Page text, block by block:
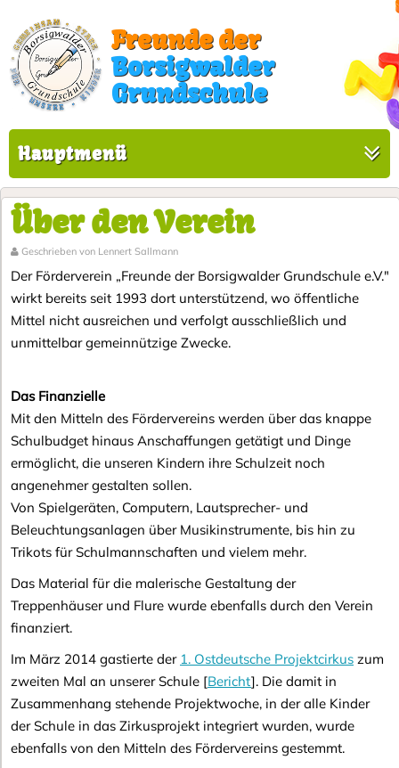
Freunde der
Borsigwalder
Grundschule
Hauptmenü
Über den Verein
Geschrieben von Lennert Sallmann
Der Förderverein „Freunde der Borsigwalder Grundschule e.V."
wirkt bereits seit 1993 dort unterstützend, wo öffentliche
Mittel nicht ausreichen und verfolgt ausschließlich und
unmittelbar gemeinnützige Zwecke.
Das Finanzielle
Mit den Mitteln des Fördervereins werden über das knappe
Schulbudget hinaus Anschaffungen getätigt und Dinge
ermöglicht, die unseren Kindern ihre Schulzeit noch
angenehmer gestalten sollen.
Von Spielgeräten, Computern, Lautsprecher- und
Beleuchtungsanlagen über Musikinstrumente, bis hin zu
Trikots für Schulmannschaften und vielem mehr.
Das Material für die malerische Gestaltung der
Treppenhäuser und Flure wurde ebenfalls durch den Verein
finanziert.
Im März 2014 gastierte der 1. Ostdeutsche Projektcirkus zum
zweiten Mal an unserer Schule [Bericht]. Die damit in
Zusammenhang stehende Projektwoche, in der alle Kinder
der Schule in das Zirkusprojekt integriert wurden, wurde
ebenfalls von den Mitteln des Fördervereins gestemmt.